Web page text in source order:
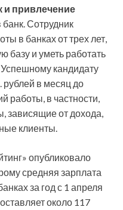
и привлечение
Сотрудник
в банках от трех лет,
базу и уметь работать
кандидату
рублей в месяц до
работы, в частности,
зависящие от дохода,
клиенты.
опубликовало
средняя зарплата
за год с 1 апреля
около 117